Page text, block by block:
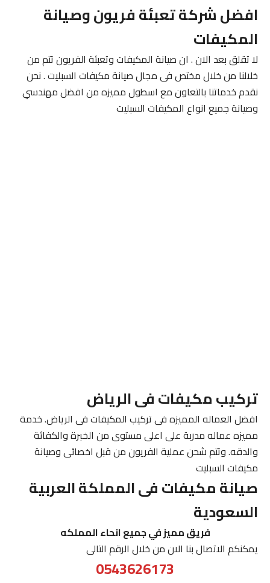
افضل شركة تعبئة فريون وصيانة
المكيفات
لا تقلق بعد الان . ان صيانة المكيفات وتعبئة الفريون تتم من
خلالنا من خلال مختص فى مجال صيانة مكيفات السبليت . نحن
نقدم خدماتنا بالتعاون مع اسطول مميزه من افضل مهندسي
وصيانة جميع انواع المكيفات السبليت
تركيب مكيفات فى الرياض
افضل العماله المميزه فى تركيب المكيفات فى الرياض. خدمة
مميزه عماله مدربة على اعلى مستوى من الخبرة والكفائة
والدقه. وتتم شحن عملية الفريون من قبل اخصائى وصيانة
مكيفات السبليت
صيانة مكيفات فى المملكة العربية
السعودية
فريق مميز في جميع انحاء المملكه
يمكنكم الاتصال بنا الان من خلال الرقم التالى
0543626173